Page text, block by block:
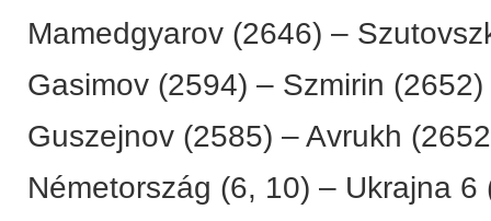
Mamedgyarov (2646) –
Gasimov (2594) – Szmirin
Guszejnov (2585) – Avrukh
Németország (6, 10) – Ukrajna 6